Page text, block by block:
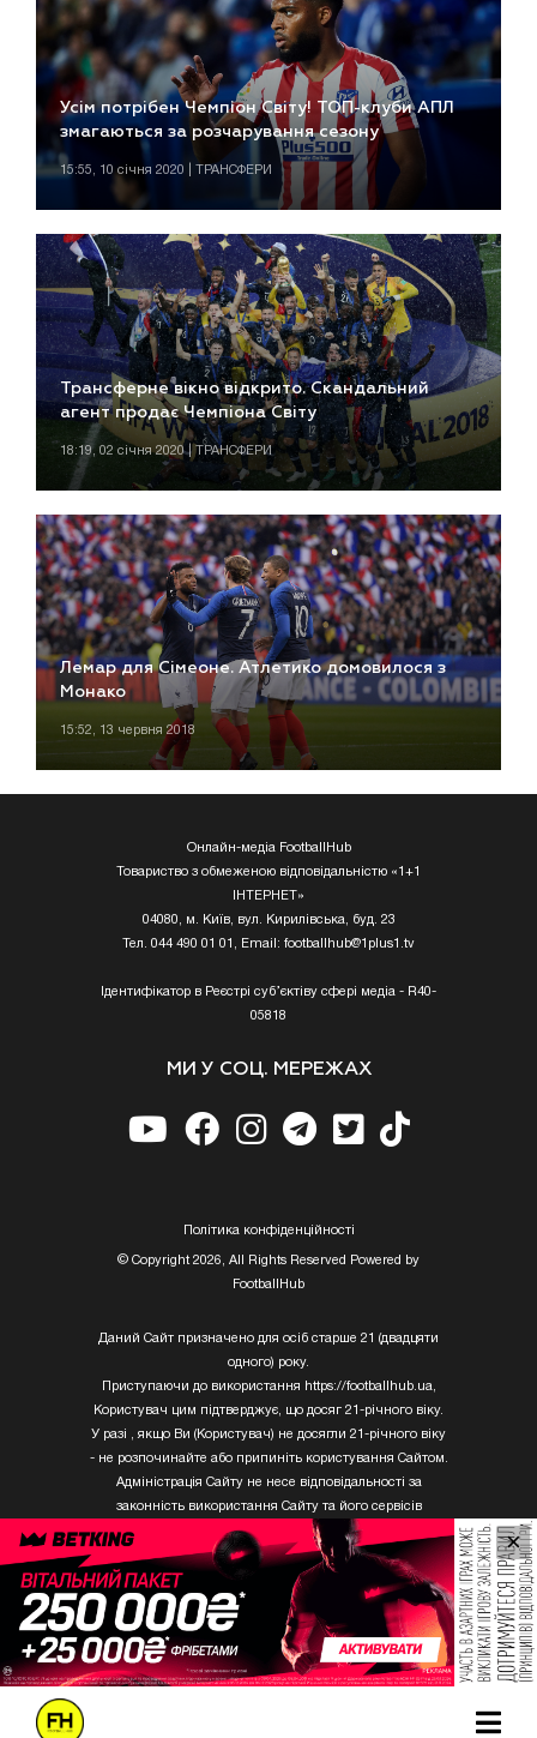
Усім потрібен Чемпіон Світу! ТОП-клуби АПЛ
змагаються за розчарування сезону
15:55, 10 січня 2020 | ТРАНСФЕРИ
Трансферне вікно відкрито. Скандальний
агент продає Чемпіона Світу
18:19, 02 січня 2020 | ТРАНСФЕРИ
Лемар для Сімеоне. Атлетико домовилося з
Монако
15:52, 13 червня 2018
Онлайн-медіа FootballHub
Товариство з обмеженою відповідальністю «1+1
ІНТЕРНЕТ»
04080, м. Київ, вул. Кирилівська, буд. 23
Тел. 044 490 01 01, Email: footballhub@1plus1.tv
Ідентифікатор в Реєстрі суб’єктіву сфері медіа - R40-
05818
МИ У СОЦ. МЕРЕЖАХ
Полiтика конфiденцiйностi
© Copyright 2026, All Rights Reserved Powered by
FootballHub
Даний Сайт призначено для осіб старше 21 (двадцяти
одного) року.
Приступаючи до використання https://footballhub.ua,
Користувач цим підтверджує, що досяг 21-річного віку.
У разі , якщо Ви (Користувач) не досягли 21-річного віку
- не розпочинайте або припиніть користування Сайтом.
Адміністрація Сайту не несе відповідальності за
законність використання Сайту та його сервісів
Користувачем, який не досяг 21-річного віку.
Твори Getty Images, що розміщені на сайті, не можуть
бути використані третіми особами без письмового
дозволу ТОВ «ГЛОБАЛ ІМІДЖЕС ЮКРЕЙН.
×